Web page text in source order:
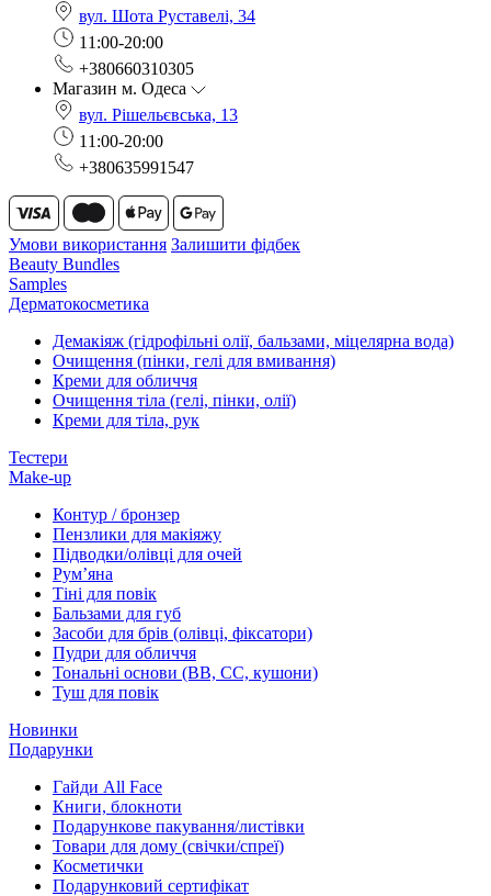
вул. Шота Руставелі, 34
11:00-20:00
+380660310305
Магазин м. Одеса
вул. Рішельєвська, 13
11:00-20:00
+380635991547
Умови використання Залишити фідбек
Beauty Bundles
Samples
Дерматокосметика
Демакіяж (гідрофільні олії, бальзами, міцелярна вода)
Очищення (пінки, гелі для вмивання)
Креми для обличчя
Очищення тіла (гелі, пінки, олії)
Креми для тіла, рук
Тестери
Make-up
Контур / бронзер
Пензлики для макіяжу
Підводки/олівці для очей
Румʼяна
Тіні для повік
Бальзами для губ
Засоби для брів (олівці, фіксатори)
Пудри для обличчя
Тональні основи (BB, CC, кушони)
Туш для повік
Новинки
Подарунки
Гайди All Face
Книги, блокноти
Подарункове пакування/листівки
Товари для дому (свічки/спреї)
Косметички
Подарунковий сертифікат